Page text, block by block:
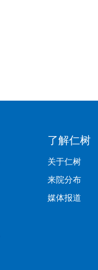
了解仁树
关于仁树
来院分布
媒体报道